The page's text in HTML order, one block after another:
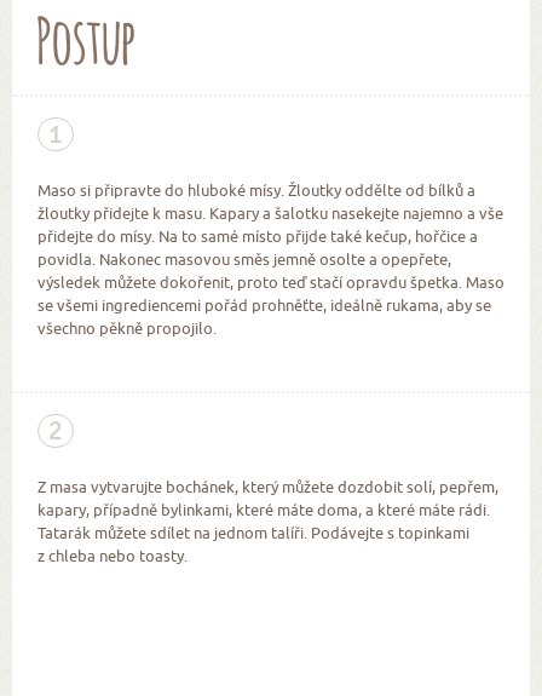
Postup
1
Maso si připravte do hluboké mísy. Žloutky oddělte od bílků a
žloutky přidejte k masu. Kapary a šalotku nasekejte najemno a vše
přidejte do mísy. Na to samé místo přijde také kečup, hořčice a
povidla. Nakonec masovou směs jemně osolte a opepřete,
výsledek můžete dokořenit, proto teď stačí opravdu špetka. Maso
se všemi ingrediencemi pořád prohněťte, ideálně rukama, aby se
všechno pěkně propojilo.
2
Z masa vytvarujte bochánek, který můžete dozdobit solí, pepřem,
kapary, případně bylinkami, které máte doma, a které máte rádi.
Tatarák můžete sdílet na jednom talíři. Podávejte s topinkami
z chleba nebo toasty.